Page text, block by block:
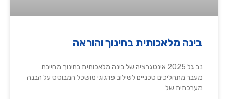
בינה מלאכותית בחינוך והוראה
נב גל 2025 אינטגרציה של בינה מלאכותית בחינוך מחייבת
מעבר מתהליכים טכניים לשילוב פדגוגי מושכל המבוסס על הבנה
מערכתית של